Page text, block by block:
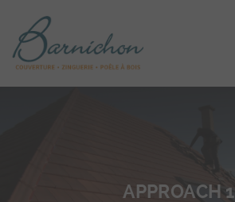
APPROACH 1